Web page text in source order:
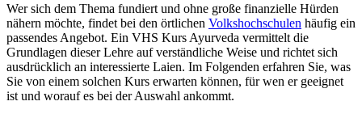
Wer sich dem Thema fundiert und ohne große finanzielle Hürden
nähern möchte, findet bei den örtlichen Volkshochschulen häufig ein
passendes Angebot. Ein VHS Kurs Ayurveda vermittelt die
Grundlagen dieser Lehre auf verständliche Weise und richtet sich
ausdrücklich an interessierte Laien. Im Folgenden erfahren Sie, was
Sie von einem solchen Kurs erwarten können, für wen er geeignet
ist und worauf es bei der Auswahl ankommt.